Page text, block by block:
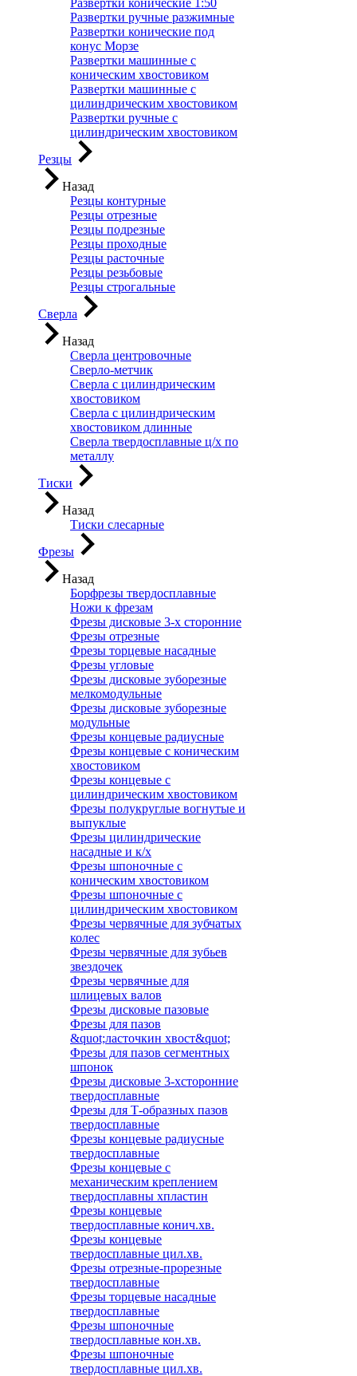
Развертки конические 1:50
Развертки ручные разжимные
Развертки конические под
конус Морзе
Развертки машинные с
коническим хвостовиком
Развертки машинные с
цилиндрическим хвостовиком
Развертки ручные с
цилиндрическим хвостовиком
Резцы
Назад
Резцы контурные
Резцы отрезные
Резцы подрезные
Резцы проходные
Резцы расточные
Резцы резьбовые
Резцы строгальные
Сверла
Назад
Сверла центровочные
Сверло-метчик
Сверла с цилиндрическим
хвостовиком
Сверла с цилиндрическим
хвостовиком длинные
Сверла твердосплавные ц/х по
металлу
Тиски
Назад
Тиски слесарные
Фрезы
Назад
Борфрезы твердосплавные
Ножи к фрезам
Фрезы дисковые 3-х сторонние
Фрезы отрезные
Фрезы торцевые насадные
Фрезы угловые
Фрезы дисковые зуборезные
мелкомодульные
Фрезы дисковые зуборезные
модульные
Фрезы концевые радиусные
Фрезы концевые с коническим
хвостовиком
Фрезы концевые с
цилиндрическим хвостовиком
Фрезы полукруглые вогнутые и
выпуклые
Фрезы цилиндрические
насадные и к/х
Фрезы шпоночные с
коническим хвостовиком
Фрезы шпоночные с
цилиндрическим хвостовиком
Фрезы червячные для зубчатых
колес
Фрезы червячные для зубьев
звездочек
Фрезы червячные для
шлицевых валов
Фрезы дисковые пазовые
Фрезы для пазов
&quot;ласточкин хвост&quot;
Фрезы для пазов сегментных
шпонок
Фрезы дисковые 3-хсторонние
твердосплавные
Фрезы для Т-образных пазов
твердосплавные
Фрезы концевые радиусные
твердосплавные
Фрезы концевые с
механическим креплением
твердосплавны хпластин
Фрезы концевые
твердосплавные конич.хв.
Фрезы концевые
твердосплавные цил.хв.
Фрезы отрезные-прорезные
твердосплавные
Фрезы торцевые насадные
твердосплавные
Фрезы шпоночные
твердосплавные кон.хв.
Фрезы шпоночные
твердосплавные цил.хв.